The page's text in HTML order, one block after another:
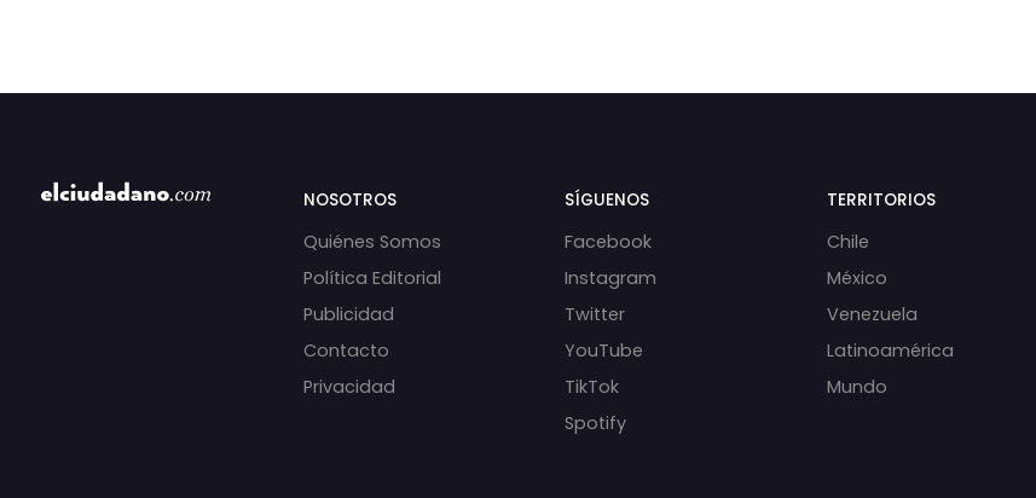
NOSOTROS
Quiénes Somos
Política Editorial
Publicidad
Contacto
Privacidad
SÍGUENOS
Facebook
Instagram
Twitter
YouTube
TikTok
Spotify
TERRITORIOS
Chile
México
Venezuela
Latinoamérica
Mundo